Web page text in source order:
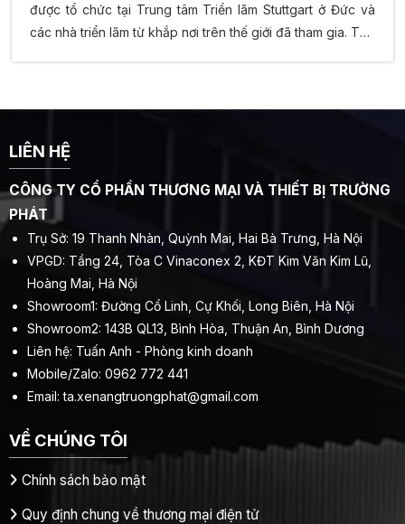
được tổ chức tại Trung tâm Triển lãm Stuttgart ở Đức và
các nhà triển lãm từ khắp nơi trên thế giới đã tham gia. Tập
LIÊN HỆ
CÔNG TY CỔ PHẦN THƯƠNG MẠI VÀ THIẾT BỊ TRƯỜNG
PHÁT
Trụ Sở: 19 Thanh Nhàn, Quỳnh Mai, Hai Bà Trưng, Hà Nội
VPGD: Tầng 24, Tòa C Vinaconex 2, KĐT Kim Văn Kim Lũ,
Hoàng Mai, Hà Nội
Showroom1: Đường Cổ Linh, Cự Khối, Long Biên, Hà Nội
Showroom2: 143B QL13, Bình Hòa, Thuận An, Bình Dương
Liên hệ: Tuấn Anh - Phòng kinh doanh
Mobile/Zalo: 0962 772 441
Email:ta.xenangtruongphat@gmail.com
VỀ CHÚNG TÔI
Chính sách bảo mật
Quy định chung về thương mại điện tử